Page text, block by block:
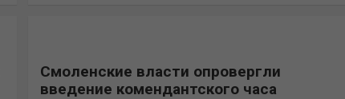
Смоленские власти опровергли
введение комендантского часа